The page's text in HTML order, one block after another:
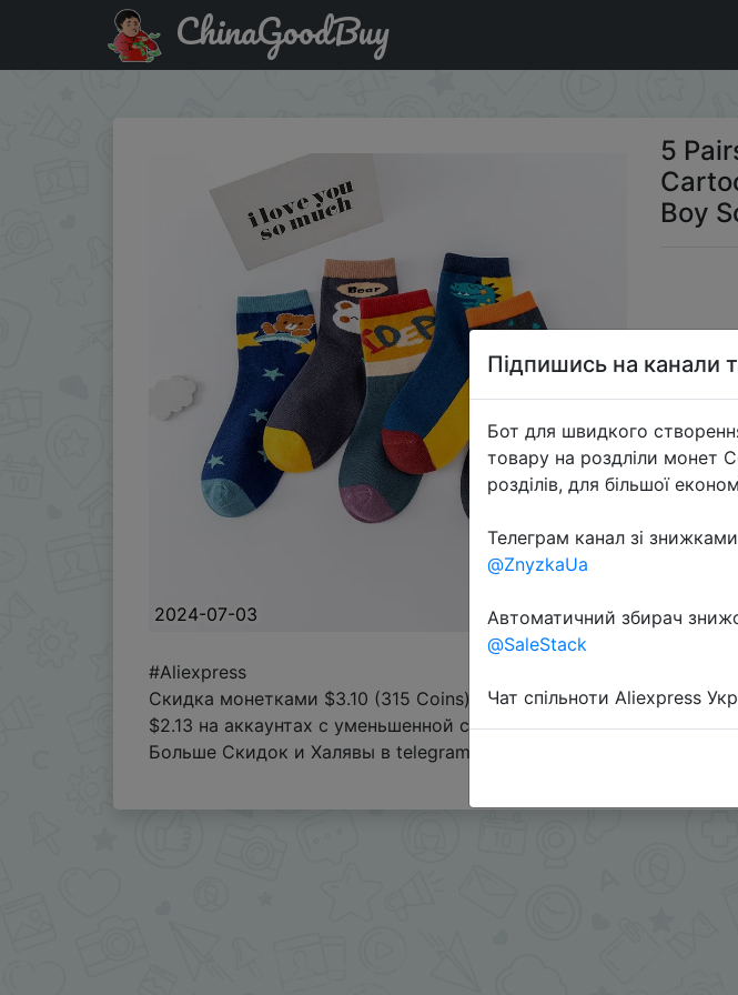
Акція на 5 Pairs Children Sock Medium Length Anime CartoonComfort Warm High
ChinaGoodBuy
2024-07-03
5
Boy
#Aliexpress
Скидка монетками $3.10 (315 Coins) в приложении.
$2.13 на аккаунтах с уменьшенной скидкой монетками.
Больше Скидок и Халявы в telegram
Підпишись на канали
Бот для швидкого
товару на роздліли монет
розділів, для більшої
Телеграм канал зі
@ZnyzkaUa
Автоматичний збирач
@SaleStack
Чат спільноти Aliexpress